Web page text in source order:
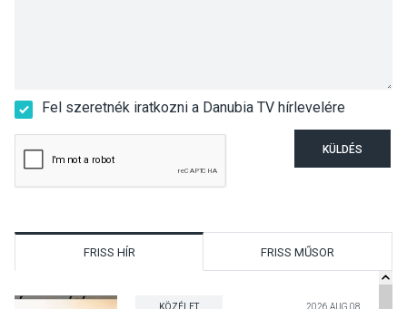
Fel szeretnék iratkozni a Danubia TV hírlevelére
KÜLDÉS
FRISS HÍR FRISS MŰSOR
KÖZÉLET 2026 AUG 08